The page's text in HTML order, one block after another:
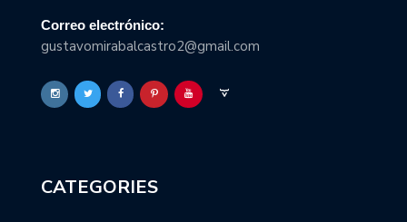
Correo electrónico:
gustavomirabalcastro2@gmail.com
CATEGORIES